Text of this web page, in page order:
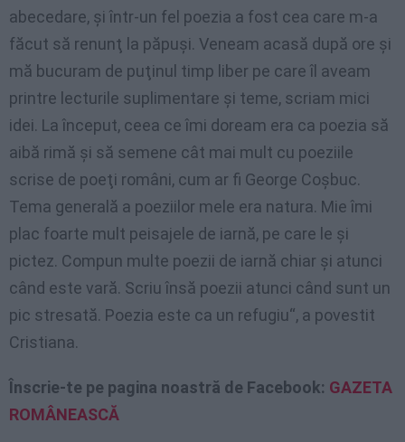
abecedare, şi într-un fel poezia a fost cea care m-a
făcut să renunţ la păpuşi. Veneam acasă după ore şi
mă bucuram de puţinul timp liber pe care îl aveam
printre lecturile suplimentare şi teme, scriam mici
idei. La început, ceea ce îmi doream era ca poezia să
aibă rimă şi să semene cât mai mult cu poeziile
scrise de poeţi români, cum ar fi George Coşbuc.
Tema generală a poeziilor mele era natura. Mie îmi
plac foarte mult peisajele de iarnă, pe care le şi
pictez. Compun multe poezii de iarnă chiar şi atunci
când este vară. Scriu însă poezii atunci când sunt un
pic stresată. Poezia este ca un refugiu“, a povestit
Cristiana.
Înscrie-te pe pagina noastră de Facebook: GAZETA
ROMÂNEASCĂ